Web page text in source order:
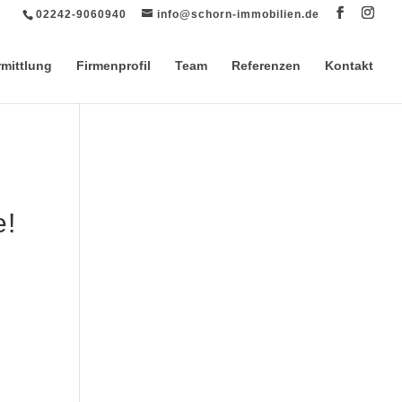
02242-9060940 info@schorn-immobilien.de
Firmenprofil Team Referenzen Kontakt